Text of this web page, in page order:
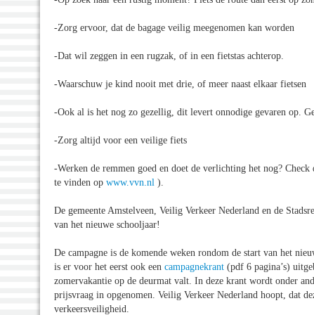
-Zorg ervoor, dat de bagage veilig meegenomen kan worden
-Dat wil zeggen in een rugzak, of in een fietstas achterop.
-Waarschuw je kind nooit met drie, of meer naast elkaar fietsen
-Ook al is het nog zo gezellig, dit levert onnodige gevaren op.
-Zorg altijd voor een veilige fiets
-Werken de remmen goed en doet de verlichting het nog?
te vinden op www.vvn.nl ).
De gemeente Amstelveen, Veilig Verkeer Nederland en de
van het nieuwe schooljaar!
De campagne is de komende weken rondom de start van het
is er voor het eerst ook een campagnekrant (pdf 6 pagina’s)
zomervakantie op de deurmat valt. In deze krant wordt onder
prijsvraag in opgenomen. Veilig Verkeer Nederland hoopt, dat
verkeersveiligheid.